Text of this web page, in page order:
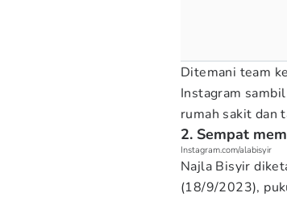
Ditemani team
Instagram
rumah sakit dan
2. Sempat
Instagram.com/alabisyir
Najla Bisyir
(18/9/2023),